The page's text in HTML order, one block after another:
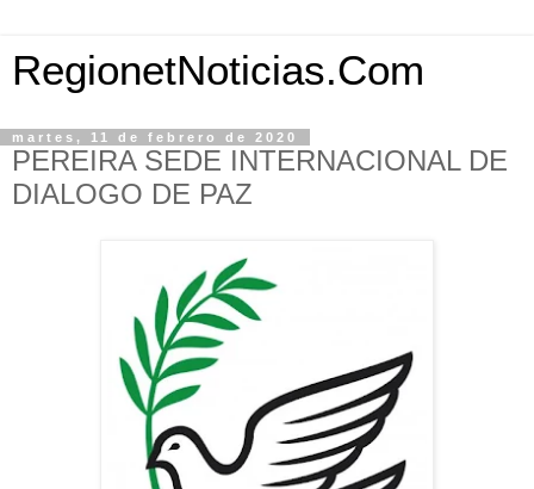
RegionetNoticias.Com
martes, 11 de febrero de 2020
PEREIRA SEDE INTERNACIONAL DE
DIALOGO DE PAZ